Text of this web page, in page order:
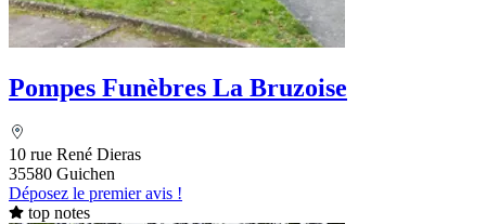
Pompes Funèbres La Bruzoise
10 rue René Dieras
35580 Guichen
Déposez le premier avis !
top notes